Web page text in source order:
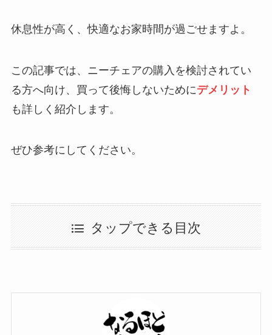
休息性が高く、快適なお家時間が過ごせますよ。
この記事では、ニーチェアの購入を検討されてい
る方へ向け、買って後悔しないためにデメリット
も詳しく紹介します。
ぜひ参考にしてください。
タップできる目次